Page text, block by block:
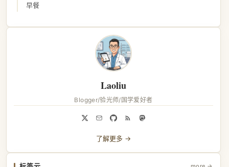
Laoliu
Blogger/验光师/国学爱好者
了解更多 →
早餐